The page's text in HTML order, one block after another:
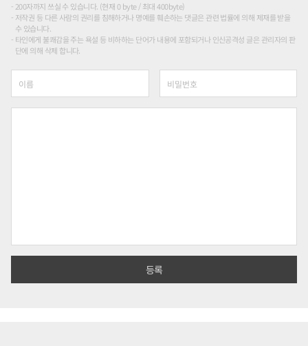
200자까지 쓰실 수 있습니다. (현재 0 byte / 최대 400byte)
저작권 등 다른 사람의 권리를 침해하거나 명예를 훼손하는 댓글은 관련 법률에 의해 제재를 받을
수 있습니다.
타인에게 불쾌감을 주는 욕설 등 비하하는 단어가 내용에 포함되거나 인신공격성 글은 관리자의 판
단에 의해 삭제 합니다.